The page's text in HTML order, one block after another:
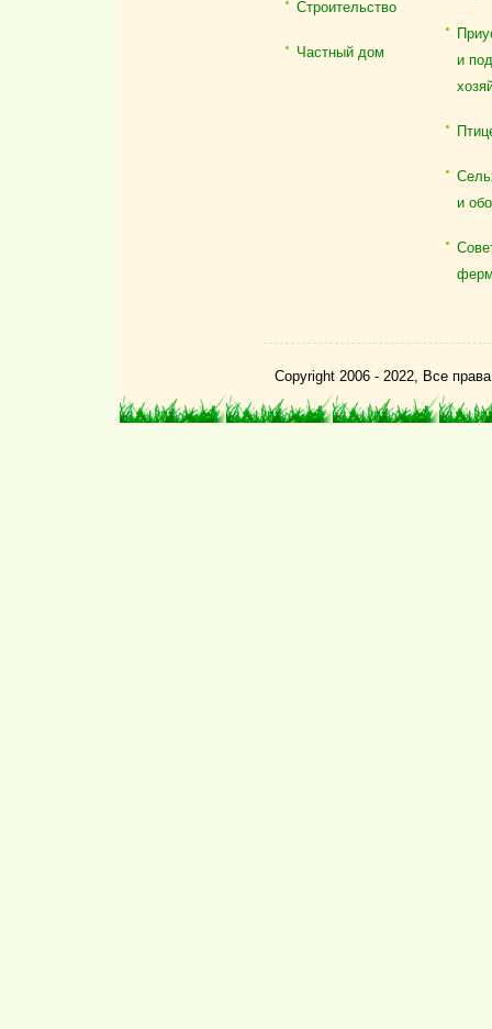
Строительство
Частный дом
и
и
Copyright 2006 - 2022, Все